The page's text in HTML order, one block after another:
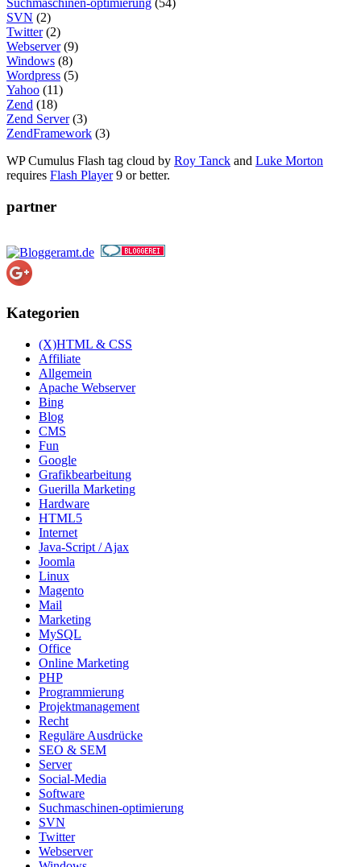
SVN (2)
Twitter(2)
Webserver(9)
Windows (8)
Wordpress (5)
Yahoo (11)
Zend (18)
Zend Server(3)
ZendFramework (3)
WP Cumulus Flash tag cloud by Roy Tanck and Luke Morton
requires Flash Player9 or better.
partner
Kategorien
(X)HTML & CSS
Affiliate
Allgemein
Apache Webserver
Bing
Blog
CMS
Fun
Google
Grafikbearbeitung
Guerilla Marketing
Hardware
HTML5
Internet
Java-Script / Ajax
Joomla
Linux
Magento
Mail
Marketing
MySQL
Office
Online Marketing
PHP
Programmierung
Projektmanagement
Recht
Reguläre Ausdrücke
SEO & SEM
Server
Social-Media
Software
Suchmaschinen-optimierung
SVN
Twitter
Webserver